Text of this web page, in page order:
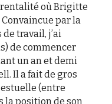
où Brigitte
par la
travail, j’ai
de commencer
un an et demi
Il a fait de gros
(entre
la position de son